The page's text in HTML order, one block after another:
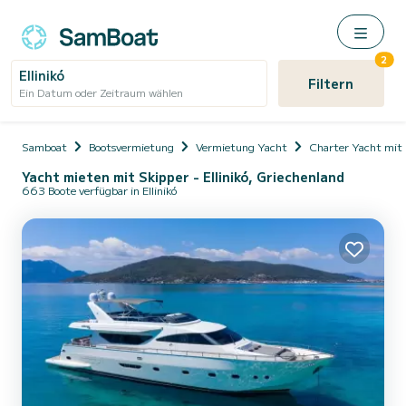
Ellinikó
Ein Datum oder Zeitraum wählen Filtern
2
Samboat Bootsvermietung Vermietung Yacht Charter Yacht mit
Yacht mieten mit Skipper - Ellinikó, Griechenland
663 Boote verfügbar in Ellinikó